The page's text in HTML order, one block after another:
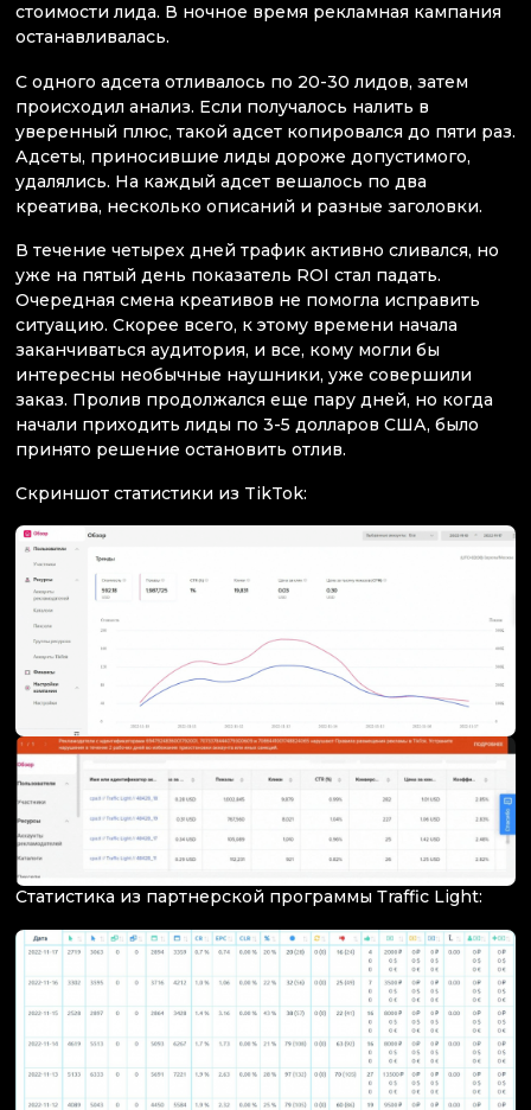
стоимости лида. В ночное время рекламная кампания
останавливалась.
С одного адсета отливалось по 20-30 лидов, затем
происходил анализ. Если получалось налить в
уверенный плюс, такой адсет копировался до пяти раз.
Адсеты, приносившие лиды дороже допустимого,
удалялись. На каждый адсет вешалось по два
креатива, несколько описаний и разные заголовки.
В течение четырех дней трафик активно сливался, но
уже на пятый день показатель ROI стал падать.
Очередная смена креативов не помогла исправить
ситуацию. Скорее всего, к этому времени начала
заканчиваться аудитория, и все, кому могли бы
интересны необычные наушники, уже совершили
заказ. Пролив продолжался еще пару дней, но когда
начали приходить лиды по 3-5 долларов США, было
принято решение остановить отлив.
Скриншот статистики из TikTok:
Статистика из партнерской программы Тraffic Light: